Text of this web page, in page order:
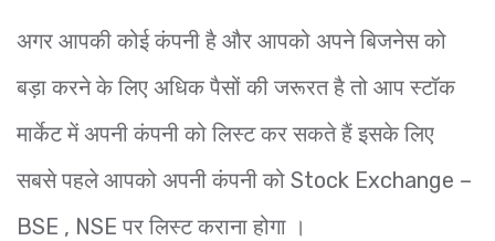
अगर आपकी कोई कंपनी है और आपको अपने बिजनेस को
बड़ा करने के लिए अधिक पैसों की जरूरत है तो आप स्टॉक
मार्केट में अपनी कंपनी को लिस्ट कर सकते हैं इसके लिए
सबसे पहले आपको अपनी कंपनी को Stock Exchange –
BSE , NSE पर लिस्ट कराना होगा ।